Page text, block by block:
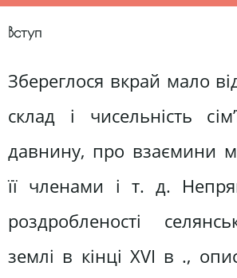
Вступ
Збереглося вкрай мало
склад і чисельність
давнину, про взаємини
її членами і т. д.
роздробленості
землі в кінці XVI в .,